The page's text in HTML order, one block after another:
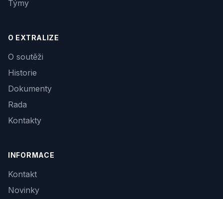
Týmy
O EXTRALIZE
O soutěži
Historie
Dokumenty
Rada
Kontakty
INFORMACE
Kontakt
Novinky